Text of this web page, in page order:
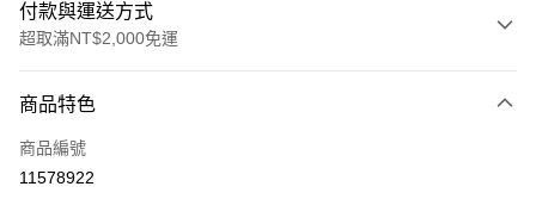
付款與運送方式
超取滿NT$2,000免運
信用卡一次付款
信用卡分期付款
商品特色
商品編號
11578922